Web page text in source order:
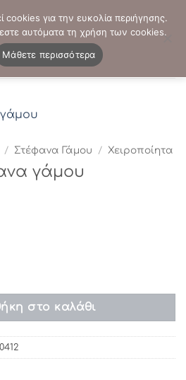
- 2103821941
/ Στέφανα Γάμου / Χειροποίητα
γάμου
ποσότητα
στο καλάθι
cookies για την ευκολία περιήγησης.
αυτόματα τη χρήση των cookies.
Μάθετε περισσότερα